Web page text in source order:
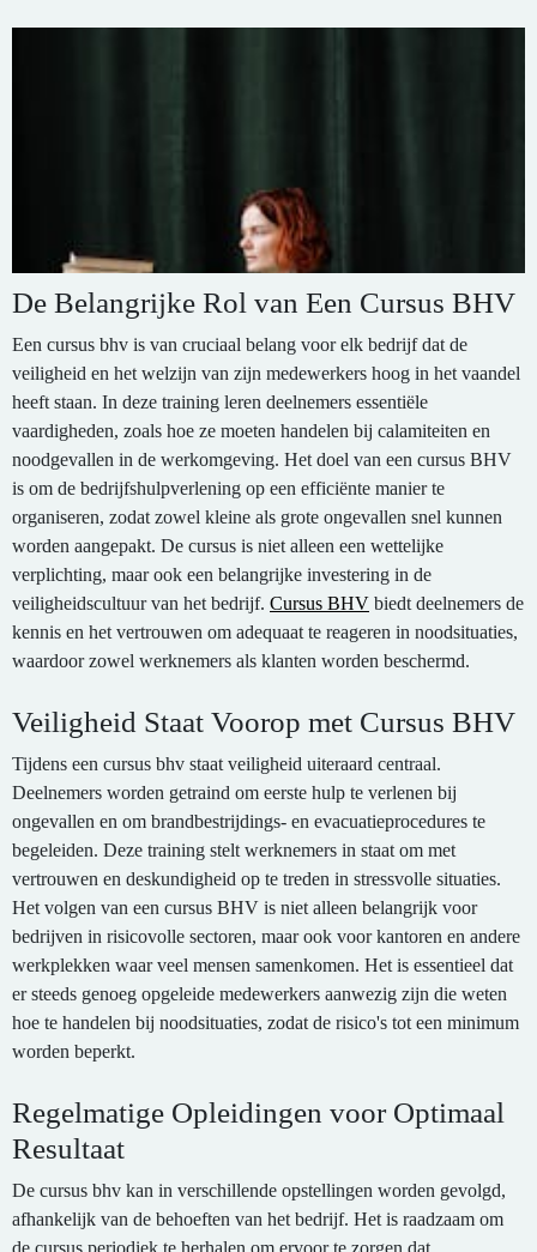
De Belangrijke Rol van Een Cursus BHV
Een cursus bhv is van cruciaal belang voor elk bedrijf dat de
veiligheid en het welzijn van zijn medewerkers hoog in het vaandel
heeft staan. In deze training leren deelnemers essentiële
vaardigheden, zoals hoe ze moeten handelen bij calamiteiten en
noodgevallen in de werkomgeving. Het doel van een cursus BHV
is om de bedrijfshulpverlening op een efficiënte manier te
organiseren, zodat zowel kleine als grote ongevallen snel kunnen
worden aangepakt. De cursus is niet alleen een wettelijke
verplichting, maar ook een belangrijke investering in de
veiligheidscultuur van het bedrijf. Cursus BHV biedt deelnemers de
kennis en het vertrouwen om adequaat te reageren in noodsituaties,
waardoor zowel werknemers als klanten worden beschermd.
Veiligheid Staat Voorop met Cursus BHV
Tijdens een cursus bhv staat veiligheid uiteraard centraal.
Deelnemers worden getraind om eerste hulp te verlenen bij
ongevallen en om brandbestrijdings- en evacuatieprocedures te
begeleiden. Deze training stelt werknemers in staat om met
vertrouwen en deskundigheid op te treden in stressvolle situaties.
Het volgen van een cursus BHV is niet alleen belangrijk voor
bedrijven in risicovolle sectoren, maar ook voor kantoren en andere
werkplekken waar veel mensen samenkomen. Het is essentieel dat
er steeds genoeg opgeleide medewerkers aanwezig zijn die weten
hoe te handelen bij noodsituaties, zodat de risico's tot een minimum
worden beperkt.
Regelmatige Opleidingen voor Optimaal
Resultaat
De cursus bhv kan in verschillende opstellingen worden gevolgd,
afhankelijk van de behoeften van het bedrijf. Het is raadzaam om